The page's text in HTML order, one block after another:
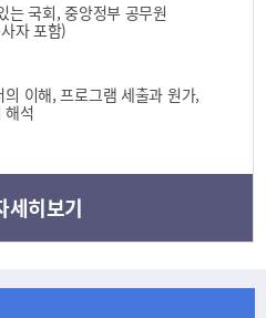
는 국회, 중앙정부 공무원
자 포함)
이해, 프로그램 세출과 원가,
해석
세히보기